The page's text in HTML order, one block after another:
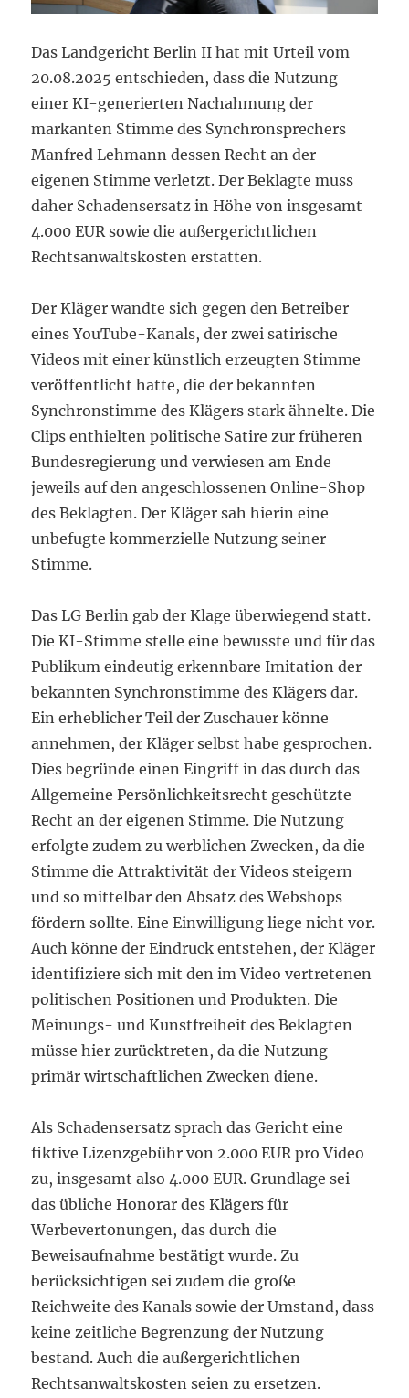
Das Landgericht Berlin II hat mit Urteil vom
20.08.2025 entschieden, dass die Nutzung
einer KI-generierten Nachahmung der
markanten Stimme des Synchronsprechers
Manfred Lehmann dessen Recht an der
eigenen Stimme verletzt. Der Beklagte muss
daher Schadensersatz in Höhe von insgesamt
4.000 EUR sowie die außergerichtlichen
Rechtsanwaltskosten erstatten.
Der Kläger wandte sich gegen den Betreiber
eines YouTube-Kanals, der zwei satirische
Videos mit einer künstlich erzeugten Stimme
veröffentlicht hatte, die der bekannten
Synchronstimme des Klägers stark ähnelte. Die
Clips enthielten politische Satire zur früheren
Bundesregierung und verwiesen am Ende
jeweils auf den angeschlossenen Online-Shop
des Beklagten. Der Kläger sah hierin eine
unbefugte kommerzielle Nutzung seiner
Stimme.
Das LG Berlin gab der Klage überwiegend statt.
Die KI-Stimme stelle eine bewusste und für das
Publikum eindeutig erkennbare Imitation der
bekannten Synchronstimme des Klägers dar.
Ein erheblicher Teil der Zuschauer könne
annehmen, der Kläger selbst habe gesprochen.
Dies begründe einen Eingriff in das durch das
Allgemeine Persönlichkeitsrecht geschützte
Recht an der eigenen Stimme. Die Nutzung
erfolgte zudem zu werblichen Zwecken, da die
Stimme die Attraktivität der Videos steigern
und so mittelbar den Absatz des Webshops
fördern sollte. Eine Einwilligung liege nicht vor.
Auch könne der Eindruck entstehen, der Kläger
identifiziere sich mit den im Video vertretenen
politischen Positionen und Produkten. Die
Meinungs- und Kunstfreiheit des Beklagten
müsse hier zurücktreten, da die Nutzung
primär wirtschaftlichen Zwecken diene.
Als Schadensersatz sprach das Gericht eine
fiktive Lizenzgebühr von 2.000 EUR pro Video
zu, insgesamt also 4.000 EUR. Grundlage sei
das übliche Honorar des Klägers für
Werbevertonungen, das durch die
Beweisaufnahme bestätigt wurde. Zu
berücksichtigen sei zudem die große
Reichweite des Kanals sowie der Umstand, dass
keine zeitliche Begrenzung der Nutzung
bestand. Auch die außergerichtlichen
Rechtsanwaltskosten seien zu ersetzen.